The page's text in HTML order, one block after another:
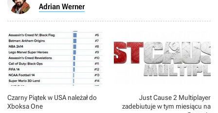
Adrian Werner
Czarny Piątek w USA należał do
Xboksa One
Just Cause 2 Multiplayer
zadebiutuje w tym miesiącu na